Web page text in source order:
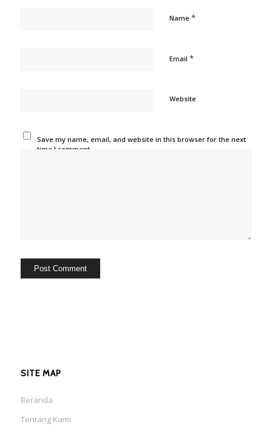
Name *
Email *
Website
Save my name, email, and website in this browser for the next
time I comment.
SITE MAP
Beranda
Tentang Kami